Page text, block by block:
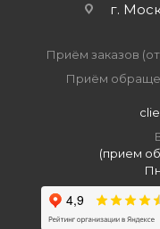
г.
Приём заказов
Приём
(прием